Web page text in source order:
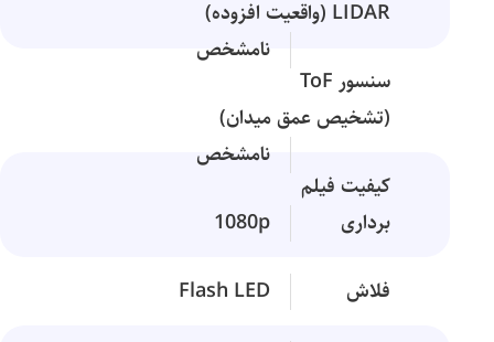
LIDAR (واقعیت افزوده)
نامشخص
سنسور ToF
(تشخیص عمق میدان)
نامشخص
کیفیت فیلم
برداری
1080p
فلاش Flash LED